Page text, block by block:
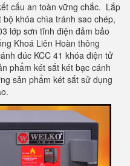
cấu an toàn vững chắc. Lắp
khóa chìa tránh sao chép,
lớp sơn tĩnh điện đảm bảo
Khoá Liên Hoàn thông
đúc KCC 41 khóa điện tử
phẩm két sắt két bạc cánh
sản phẩm két sắt sử dụng